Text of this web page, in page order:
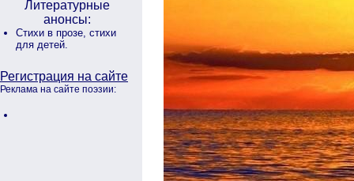
Литературные
анонсы:
Стихи в прозе, стихи
для детей.
Регистрация на сайте
Реклама на сайте поэзии: